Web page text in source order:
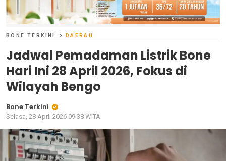
BONE TERKINI DAERAH
Jadwal Pemadaman Listrik Bone
Hari Ini 28 April 2026, Fokus di
Wilayah Bengo
Bone Terkini
Selasa, 28 April 2026 09:38 WITA